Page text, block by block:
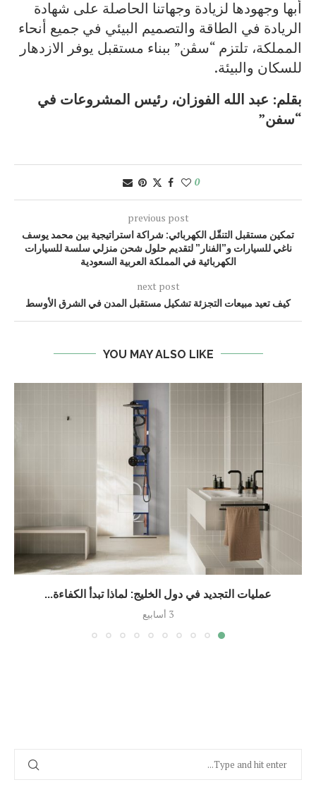
أبها وجهودها لزيادة وجهاتنا الحاصلة على شهادة
الريادة في الطاقة والتصميم البيئي في جميع أنحاء
المملكة، تلتزم “سڤن” ببناء مستقبل يوفر الازدهار
للسكان والبيئة.
بقلم: عبد الله الفوزان، رئيس المشروعات في
“سفن”
0
previous post
تمكين مستقبل التنقّل الكهربائي: شراكة استراتيجية بين محمد يوسف
ناغي للسيارات و”الفنار” لتقديم حلول شحن منزلي سلسة للسيارات
الكهربائية في المملكة العربية السعودية
next post
كيف تعيد مبيعات التجزئة تشكيل مستقبل المدن في الشرق الأوسط
YOU MAY ALSO LIKE
عمليات التجديد في دول الخليج: لماذا تبدأ الكفاءة...
3 أسابيع